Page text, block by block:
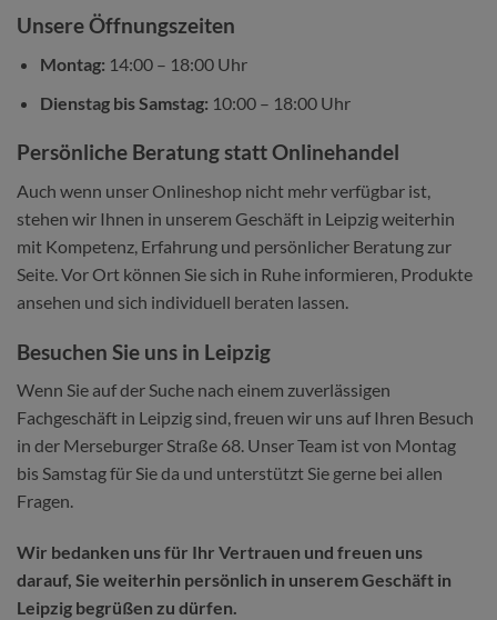
Unsere Öffnungszeiten
Montag: 14:00 – 18:00 Uhr
Dienstag bis Samstag: 10:00 – 18:00 Uhr
Persönliche Beratung statt Onlinehandel
Auch wenn unser Onlineshop nicht mehr verfügbar ist,
stehen wir Ihnen in unserem Geschäft in Leipzig weiterhin
mit Kompetenz, Erfahrung und persönlicher Beratung zur
Seite. Vor Ort können Sie sich in Ruhe informieren, Produkte
ansehen und sich individuell beraten lassen.
Besuchen Sie uns in Leipzig
Wenn Sie auf der Suche nach einem zuverlässigen
Fachgeschäft in Leipzig sind, freuen wir uns auf Ihren Besuch
in der Merseburger Straße 68. Unser Team ist von Montag
bis Samstag für Sie da und unterstützt Sie gerne bei allen
Fragen.
Wir bedanken uns für Ihr Vertrauen und freuen uns
darauf, Sie weiterhin persönlich in unserem Geschäft in
Leipzig begrüßen zu dürfen.